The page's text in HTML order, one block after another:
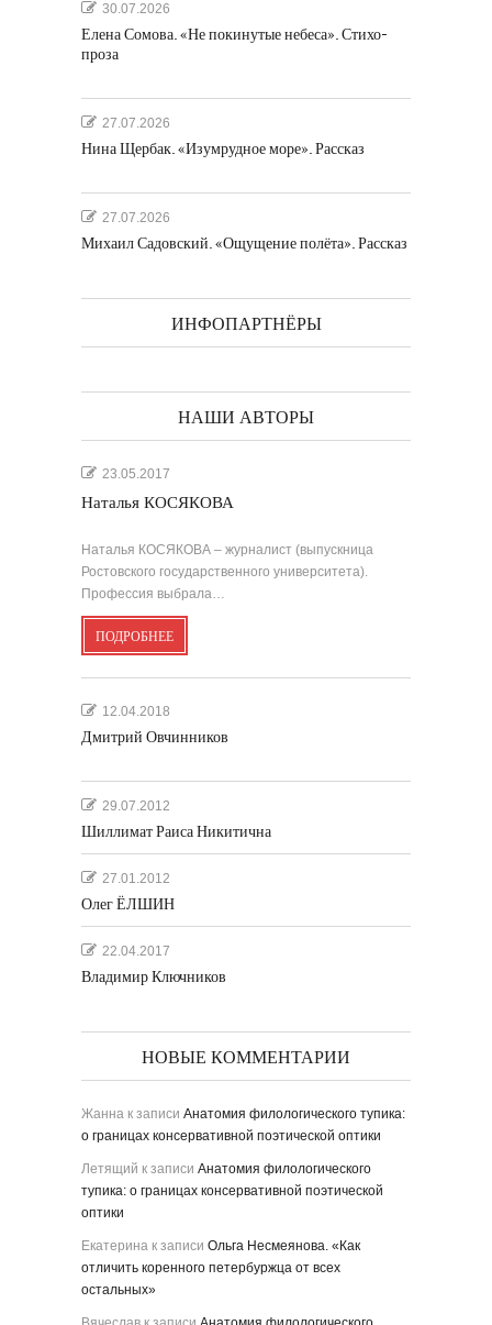
30.07.2026
Елена Сомова. «Не покинутые небеса». Стихо-
проза
27.07.2026
Нина Щербак. «Изумрудное море». Рассказ
27.07.2026
Михаил Садовский. «Ощущение полёта». Рассказ
ИНФОПАРТНЁРЫ
НАШИ АВТОРЫ
23.05.2017
Наталья КОСЯКОВА
Наталья КОСЯКОВА – журналист (выпускница
Ростовского государственного университета).
Профессия выбрала…
ПОДРОБНЕЕ
12.04.2018
Дмитрий Овчинников
29.07.2012
Шиллимат Раиса Никитична
27.01.2012
Олег ЁЛШИН
22.04.2017
Владимир Ключников
НОВЫЕ КОММЕНТАРИИ
Жанна к записи Анатомия филологического тупика:
о границах консервативной поэтической оптики
Летящий к записи Анатомия филологического
тупика: о границах консервативной поэтической
оптики
Екатерина к записи Ольга Несмеянова. «Как
отличить коренного петербуржца от всех
остальных»